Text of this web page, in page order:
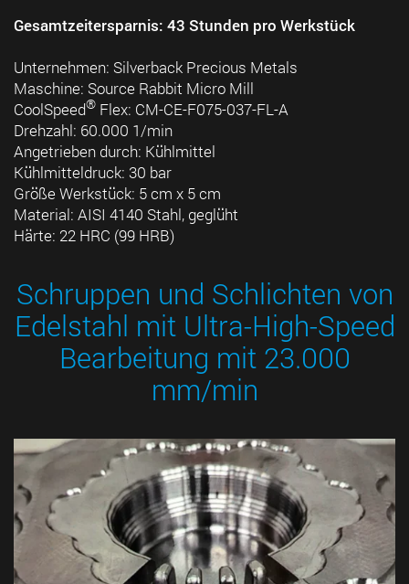
Gesamtzeitersparnis: 43 Stunden pro Werkstück
Unternehmen: Silverback Precious Metals
Maschine: Source Rabbit Micro Mill
CoolSpeed® Flex: CM-CE-F075-037-FL-A
Drehzahl: 60.000 1/min
Angetrieben durch: Kühlmittel
Kühlmitteldruck: 30 bar
Größe Werkstück: 5 cm x 5 cm
Material: AISI 4140 Stahl, geglüht
Härte: 22 HRC (99 HRB)
Schruppen und Schlichten von
Edelstahl mit Ultra-High-Speed
Bearbeitung mit 23.000
mm/min